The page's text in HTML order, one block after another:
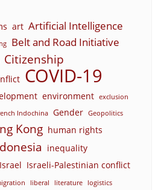
art Artificial Intelligence
Belt and Road Initiative
Citizenship
COVID-19
environment exclusion
Indochina Gender Geopolitics
Kong human rights
inequality
Israel Israeli-Palestinian conflict
liberal literature logistics